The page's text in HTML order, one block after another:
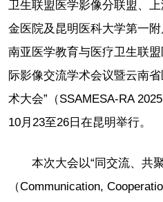
卫生联盟医学影像分联盟、
金医院及昆明医科大学第一
南亚医学教育与医疗卫生联
际影像交流学术会议暨云南
术大会”（SSAMESA-RA
10月23至26日在昆明举行。
本次大会以“同交流、共
（Communication,